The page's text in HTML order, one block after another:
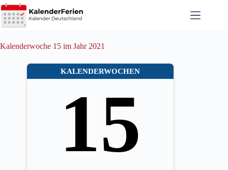
Zum
Inhalt
springen
Kalenderwoche 15 im Jahr 2021
KALENDERWOCHEN
15